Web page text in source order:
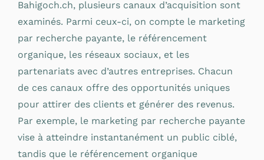
Bahigoch.ch, plusieurs canaux d’acquisition sont
examinés. Parmi ceux-ci, on compte le marketing
par recherche payante, le référencement
organique, les réseaux sociaux, et les
partenariats avec d’autres entreprises. Chacun
de ces canaux offre des opportunités uniques
pour attirer des clients et générer des revenus.
Par exemple, le marketing par recherche payante
vise à atteindre instantanément un public ciblé,
tandis que le référencement organique